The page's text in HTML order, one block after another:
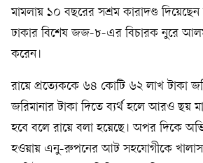
মামলায় ১০ বছরের সশ্রম কারাদণ্ড
ঢাকার বিশেষ জজ-৮-এর বিচারক নুরে
করেন।
রায়ে প্রত্যেককে ৬৪ কোটি ৬২ লাখ টাকা
জরিমানার টাকা দিতে ব্যর্থ হলে আরও ছয়
হবে বলে রায়ে বলা হয়েছে। অপর দিকে
হওয়ায় এনু-রুপনের আট সহযোগীকে